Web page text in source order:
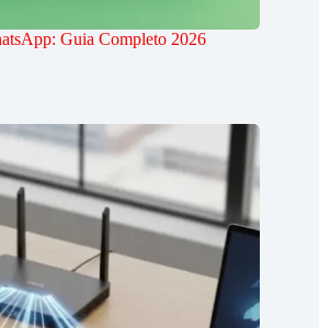
Guia Completo 2026